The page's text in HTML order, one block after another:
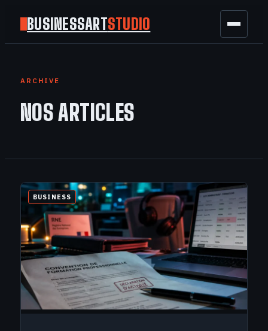
BUSINESSARTSTUDIO
MARKETING
GAMING
ARCHIVE
NOS ARTICLES
BUSINESS